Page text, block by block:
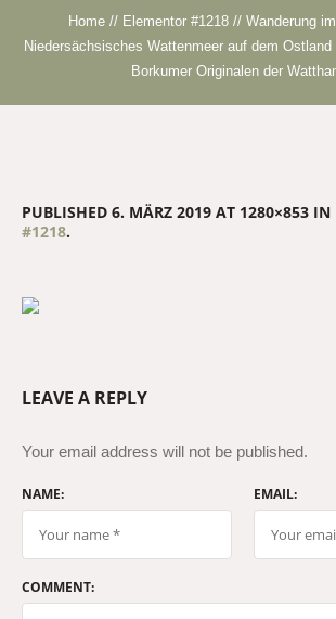
Home // Elementor #1218 // Wanderung
Niedersächsisches Wattenmeer auf dem
Borkumer Originalen der
PUBLISHED 6. MÄRZ 2019 AT 1280×853 IN
#1218.
LEAVE A REPLY
Your email address will not be published.
NAME: EMAIL:
COMMENT: